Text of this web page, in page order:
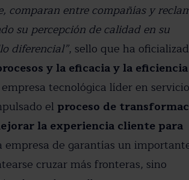
comparan entre compañías y
su percepción de calidad en su
diferencial”, sello que ha
y la eficacia y la
tecnológica líder en
el proceso de
la experiencia cliente para
empresa de garantías un
cruzar más fronteras, sino